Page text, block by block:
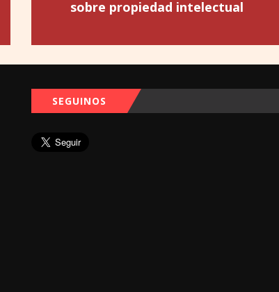
sobre propiedad intelectual
SEGUINOS